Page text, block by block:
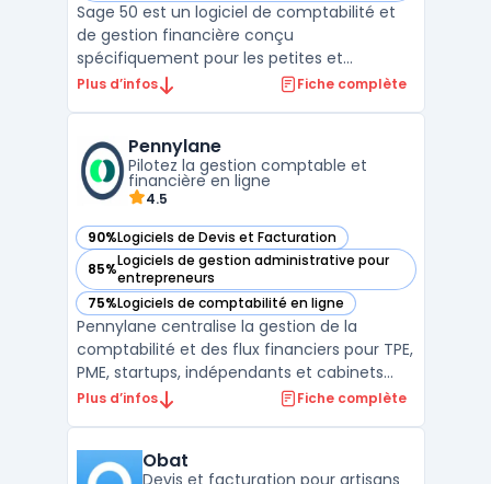
Sage 50 est un logiciel de comptabilité et
de gestion financière conçu
spécifiquement pour les petites et
moyennes entreprises. Avec ses
fournisseurs, la gestion des stocks, la
Plus d’infos Fiche complète
Pennylane
Pilotez la gestion comptable et
financière en ligne
4.5
90%Logiciels de Devis et Facturation
— voir Pennylane dans cette catégorie
85%Logiciels de gestion administrative pour
entrepreneurs
— voir Pennylane dans cette catégorie
75%Logiciels de comptabilité en ligne
— voir Pennylane dans cette catégorie
Pennylane centralise la gestion de la
comptabilité et des flux financiers pour TPE,
PME, startups, indépendants et cabinets
d’expertise comptable. La plateforme SaaS
accès collaboratifs pour clients et experts ...
Plus d’infos Fiche complète
Obat
Devis et facturation pour artisans